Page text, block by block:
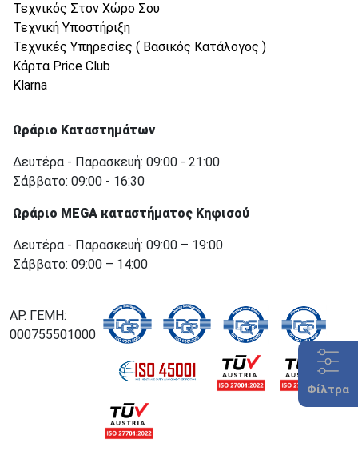
Φίλτρα
Τεχνικός Στον Χώρο Σου
Τεχνική Υποστήριξη
Τεχνικές Υπηρεσίες ( Βασικός Κατάλογος )
Κάρτα Price Club
Klarna
Ωράριο Καταστημάτων
Δευτέρα - Παρασκευή: 09:00 - 21:00
Σάββατο: 09:00 - 16:30
Ωράριο MEGA καταστήματος Κηφισού
Δευτέρα - Παρασκευή: 09:00 – 19:00
Σάββατο: 09:00 – 14:00
ΑΡ. ΓΕΜΗ:
000755501000